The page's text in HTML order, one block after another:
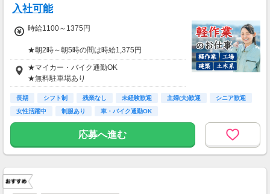
入社可能
時給1100～1375円
★朝2時～朝5時の間は時給1,375円
★ご自宅から～片道2㎞以上の場合、
交通費支給いたします！(規定あり）
202,125円（実働8時間×21日出勤+深夜割増）
★マイカー・バイク通勤OK
★無料駐車場あり
長期 シフト制 残業なし 未経験歓迎 主婦(夫)歓迎
シニア歓迎
女性活躍中
制服あり 車・バイク通勤OK
応募へ進む